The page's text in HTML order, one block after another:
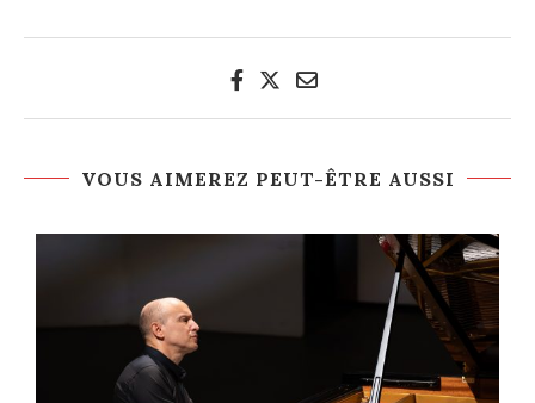
VOUS AIMEREZ PEUT-ÊTRE AUSSI